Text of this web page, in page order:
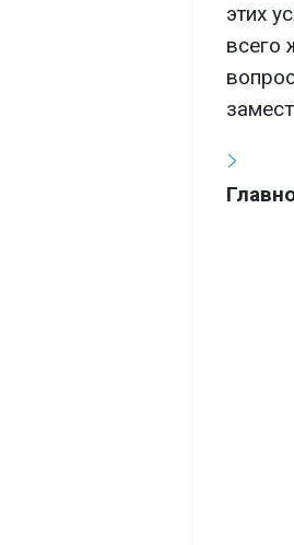
этих
всего